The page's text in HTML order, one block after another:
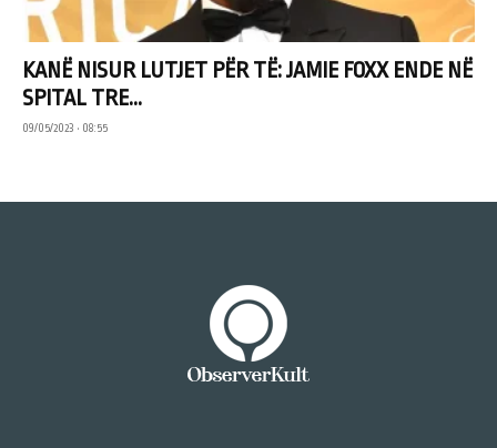
KANË NISUR LUTJET PËR TË: JAMIE FOXX ENDE NË
SPITAL TRE...
09/05/2023 • 08:55